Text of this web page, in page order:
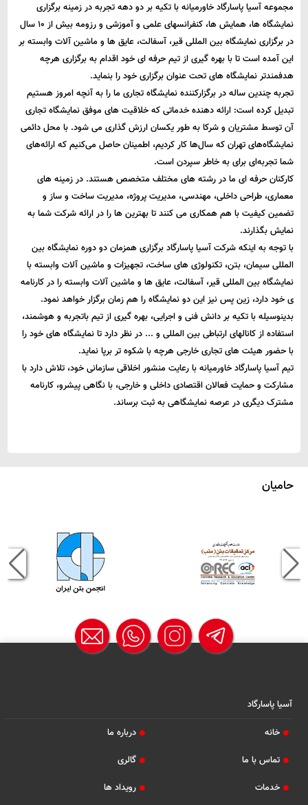
مجموعه آسیا پاسارگاد خاورمیانه با تکیه بر دو دهه تجربه در زمینه برگزاری
نمایشگاه ها، همایش ها، کنفرانس­های علمی و آموزشی و رزومه بیش از ۱۰ سال
در برگزاری نمایشگاه بین المللی قیر، آسفالت، عایق ها و ماشین آلات وابسته بر
این آمده­ است تا با بهره­ گیری از تیم حرفه­ ای خود اقدام به برگزاری هرچه
هدفمندتر نمایشگاه ­های تحت عنوان برگزاری خود را بنماید.
تجربه چندین ساله در برگزارکننده نمایشگاه تجاری ما را به آنچه امروز هستیم
تبدیل کرده است: ارائه دهنده خدماتی که خلاقیت های موفق نمایشگاه تجاری
آن توسط مشتریان و شرکا به طور یکسان ارزش گذاری می شود. با محل دائمی
نمایشگاه‌های تهران که سال‌ها کار کردیم، اطمینان حاصل می‌کنیم که ارائه‌های
شما تجربه‌ای برای به خاطر سپردن است.
کارکنان حرفه ای ما در رشته های مختلف متخصص هستند. در زمینه های
معماری، طراحی داخلی، مهندسی، مدیریت پروژه، مدیریت ساخت و ساز و
تضمین کیفیت با هم همکاری می کنند تا بهترین ها را در ارائه شرکت شما به
نمایش بگذارند.
با توجه به اینکه شرکت آسیا پاسارگاد برگزاری همزمان دو دوره نمایشگاه بین
المللی سیمان، بتن، تکنولوژی های ساخت، تجهیزات و ماشین آلات وابسته با
نمایشگاه بین المللی قیر، آسفالت، عایق ها و ماشین آلات وابسته را در کارنامه
ی خود دارد، زین پس نیز این دو نمایشگاه را هم زمان برگزار خواهد نمود.
بدینوسیله با تکیه بر دانش فنی و اجرایی، بهره ­گیری از تیم باتجربه و هوشمند،
استفاده از کانال­های ارتباطی بین ­المللی و ... در نظر دارد تا نمایشگاه های خود را
با حضور هیئت های تجاری خارجی هرچه با شکوه تر برپا نماید.
تیم آسیا پاسارگاد خاورمیانه با رعایت منشور اخلاقی سازمانی خود، تلاش دارد با
مشارکت و حمایت فعالان اقتصادی داخلی و خارجی، با نگاهی پیشرو، کارنامه
مشترک دیگری در عرصه نمایشگاهی به ثبت برساند.
حامیان
آسیا پاسارگاد
خانه
درباره ما
تماس با ما
گالری
خدمات
رویداد ها